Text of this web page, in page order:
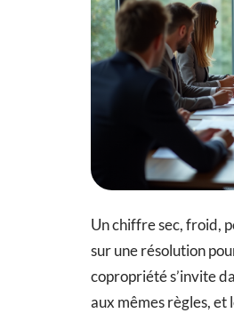
Un chiffre sec, froid,
sur une résolution
copropriété s’invite
aux mêmes règles, et